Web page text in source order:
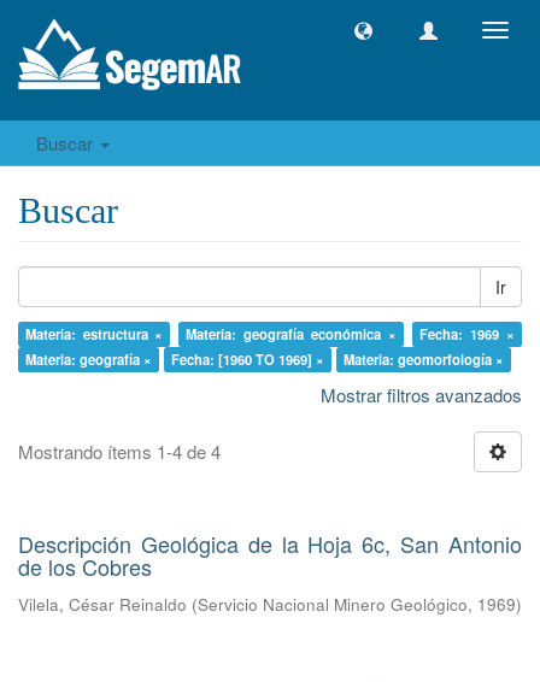
Buscar
Buscar
Ir
Materia: estructura × Materia: geografía económica ×
Fecha: 1969 ×
Materia: geografía ×
Fecha: [1960 TO 1969] × Materia: geomorfología ×
Mostrar filtros avanzados
Mostrando ítems 1-4 de 4
Descripción Geológica de la Hoja 6c, San Antonio
de los Cobres
Vilela, César Reinaldo (Servicio Nacional Minero Geológico, 1969)